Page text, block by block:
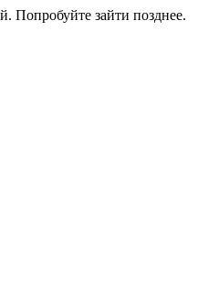
Попробуйте зайти позднее.